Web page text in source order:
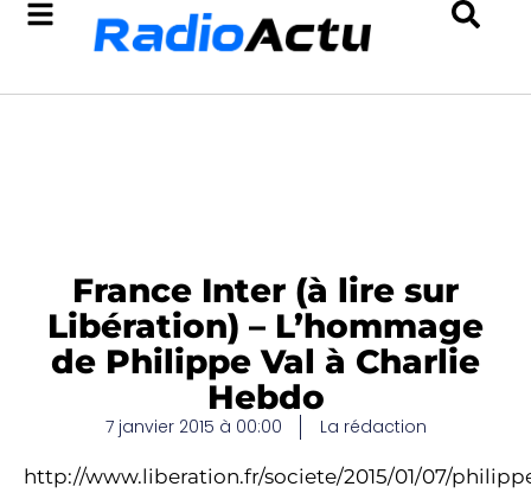
France Inter (à lire sur
Libération) – L’hommage
de Philippe Val à Charlie
Hebdo
7 janvier 2015 à 00:00 La rédaction
http://www.liberation.fr/societe/2015/01/07/